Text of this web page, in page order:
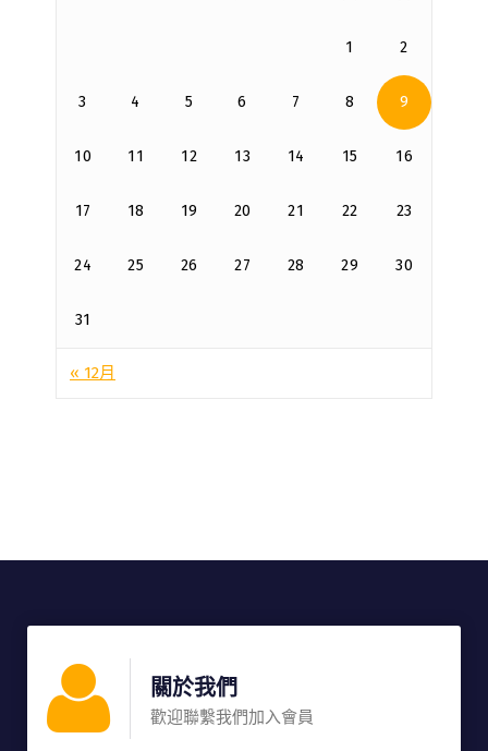
1 2
3 4 5 6 7 8 9
10 11 12 13 14 15 16
17 18 19 20 21 22 23
24 25 26 27 28 29 30
31
« 12月
關於我們
歡迎聯繫我們加入會員